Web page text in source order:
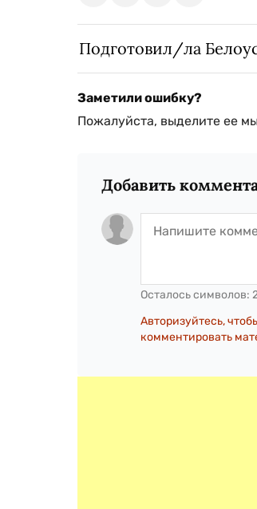
Подготовил/ла
Заметили ошибку?
Пожалуйста, выделите ее
Добавить
Осталось символов:
Авторизуйтесь,
комментировать